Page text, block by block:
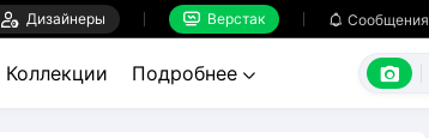
 Дизайнеры  Верстак  Сообщения
Коллекции Подробнее  